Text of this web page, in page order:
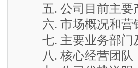
五. 公司目前主要
六. 市场概况和营
七. 主要业务部门
八. 核心经营团队